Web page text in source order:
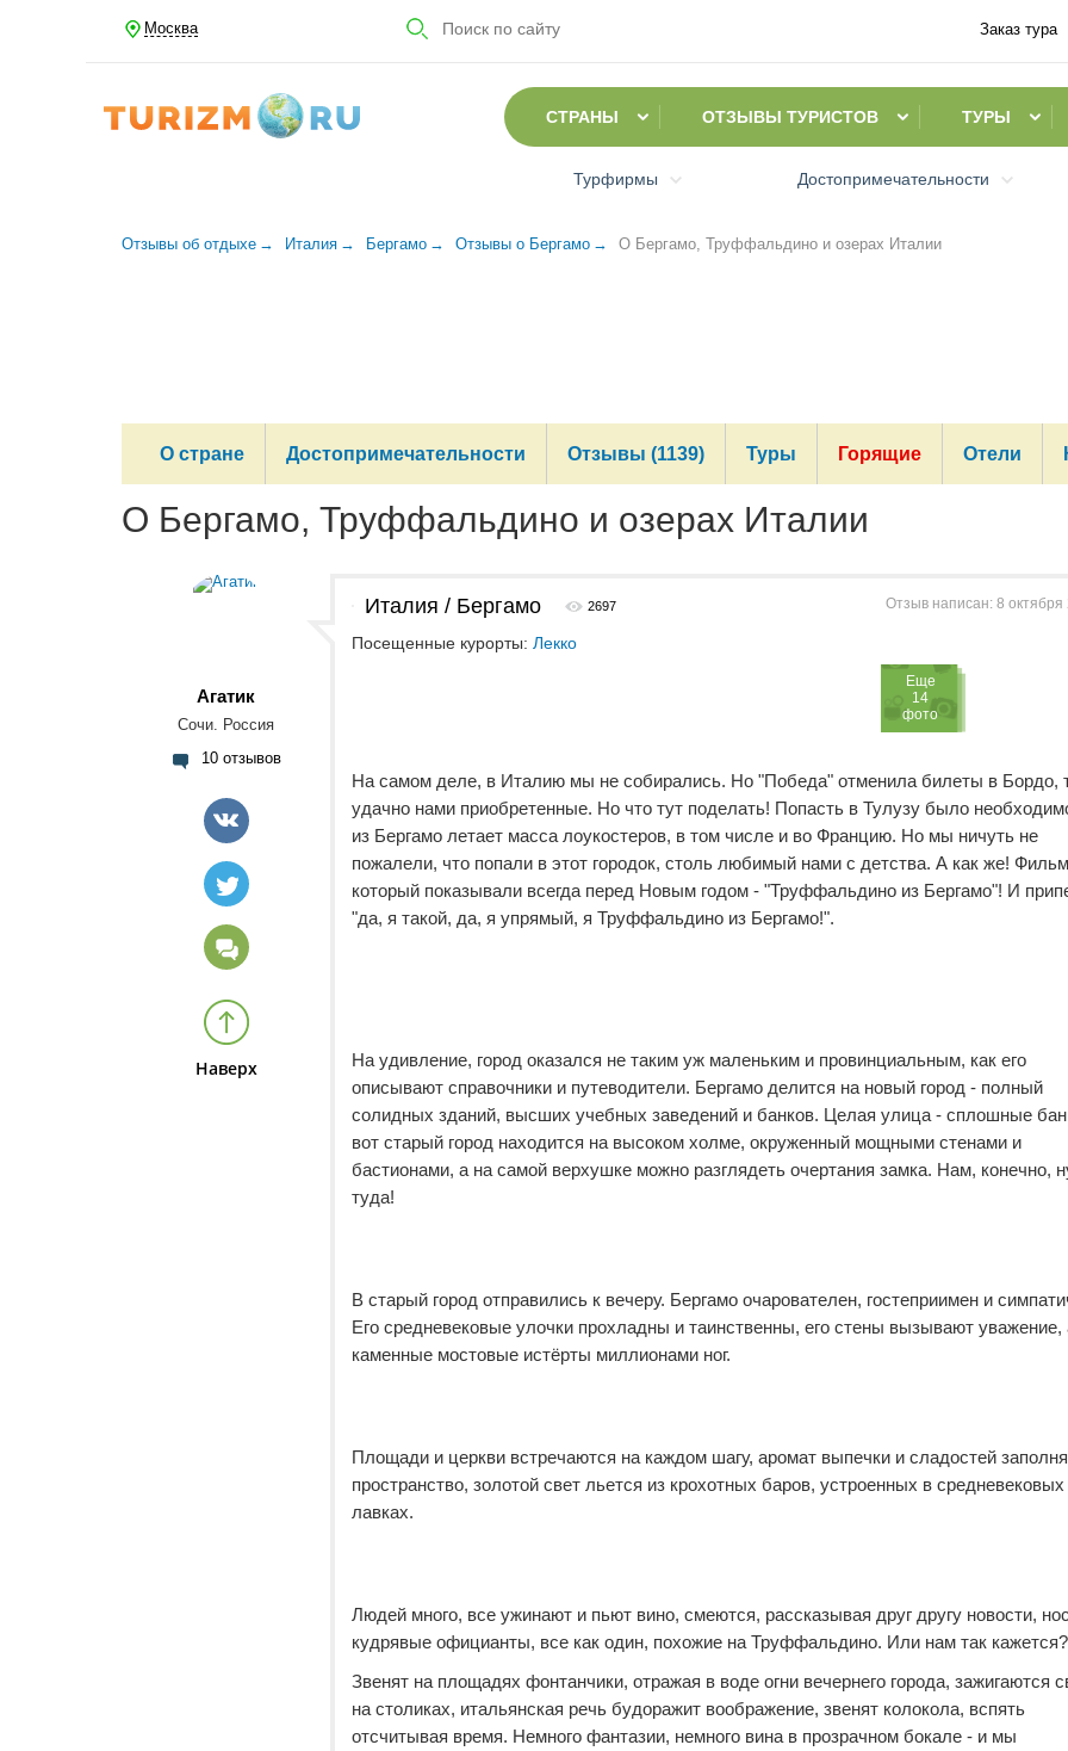
Москва Заказ тура
СТРАНЫ ОТЗЫВЫ ТУРИСТОВ ТУРЫ
Турфирмы Достопримечательности
Отзывы об отдыхе Италия Бергамо Отзывы о Бергамо О Бергамо, Труффальдино и озерах Италии
О стране Достопримечательности Отзывы (1139) Туры Горящие Отели
О Бергамо, Труффальдино и озерах Италии
Агатик
Сочи. Россия
10 отзывов
Наверх
Италия / Бергамо 2697 Отзыв написан: 8 октября
Посещенные курорты: Лекко
Eще
14
фото
На самом деле, в Италию мы не собирались. Но "Победа" отменила билеты в Бордо,
удачно нами приобретенные. Но что тут поделать! Попасть в Тулузу было
из Бергамо летает масса лоукостеров, в том числе и во Францию. Но мы ничуть не
пожалели, что попали в этот городок, столь любимый нами с детства. А как же!
который показывали всегда перед Новым годом - "Труффальдино из Бергамо"! И
"да, я такой, да, я упрямый, я Труффальдино из Бергамо!".
1 0
На удивление, город оказался не таким уж маленьким и провинциальным, как его
описывают справочники и путеводители. Бергамо делится на новый город - полный
солидных зданий, высших учебных заведений и банков. Целая улица - сплошные
вот старый город находится на высоком холме, окруженный мощными стенами и
бастионами, а на самой верхушке можно разглядеть очертания замка. Нам, конечно,
туда!
0 0
В старый город отправились к вечеру. Бергамо очарователен, гостеприимен и
Его средневековые улочки прохладны и таинственны, его стены вызывают уважение,
каменные мостовые истёрты миллионами ног.
2 0
Площади и церкви встречаются на каждом шагу, аромат выпечки и сладостей
пространство, золотой свет льется из крохотных баров, устроенных в средневековых
лавках.
0 0
Людей много, все ужинают и пьют вино, смеются, рассказывая друг другу новости,
кудрявые официанты, все как один, похожие на Труффальдино. Или нам так кажется?
Звенят на площадях фонтанчики, отражая в воде огни вечернего города, зажигаются
на столиках, итальянская речь будоражит воображение, звенят колокола, вспять
отсчитывая время. Немного фантазии, немного вина в прозрачном бокале - и мы